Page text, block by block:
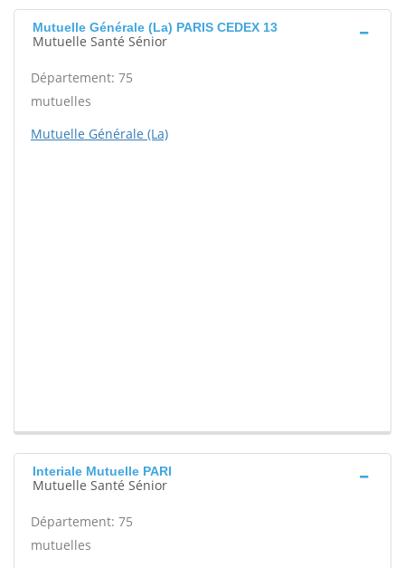
Mutuelle Générale (La) PARIS CEDEX 13
Mutuelle Santé Sénior
Département: 75
mutuelles
Mutuelle Générale (La)
Interiale Mutuelle PARI
Mutuelle Santé Sénior
Département: 75
mutuelles